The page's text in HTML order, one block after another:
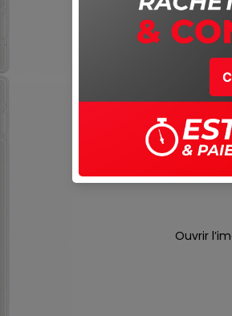
Ouvrir